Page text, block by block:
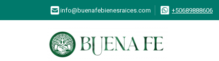
info@buenafebienesraices.com +50689888606